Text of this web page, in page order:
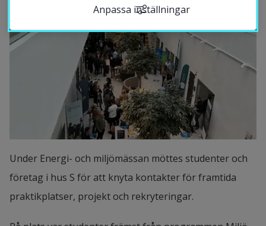
Under Energi- och miljömässan möttes studenter och
företag i hus S för att knyta kontakter för framtida
praktikplatser, projekt och rekryteringar.
Kalender
Sök personal
Studentwebb
Medarbetarwebb Insidan
Länk till
Anpassa inställningar